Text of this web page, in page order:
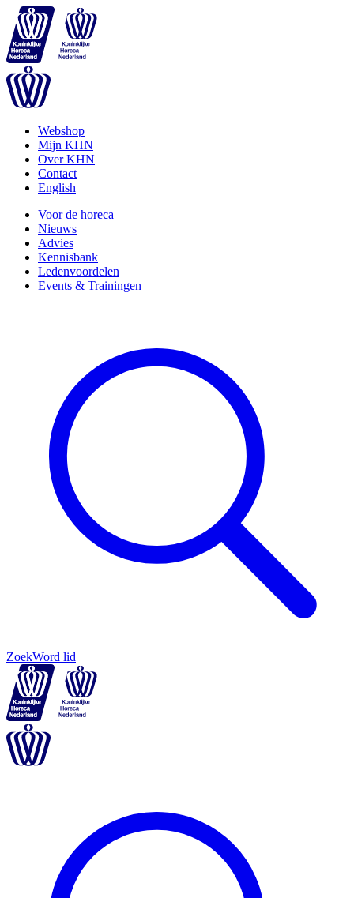
Webshop
Mijn KHN
Over KHN
Contact
English
Voor de horeca
Nieuws
Advies
Kennisbank
Ledenvoordelen
Events & Trainingen
ZoekWord lid